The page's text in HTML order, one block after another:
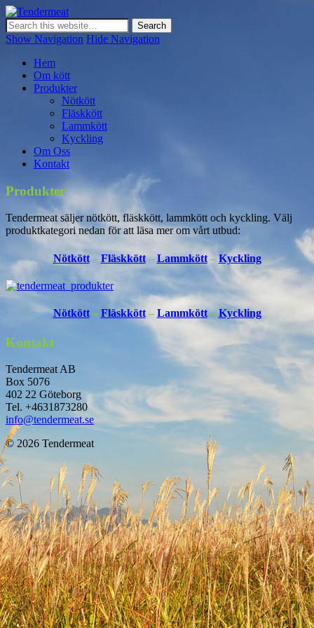
Kvalitetskött från Sydamerika
Show Navigation Hide Navigation
Hem
Om kött
Produkter
Nötkött
Fläskkött
Lammkött
Kyckling
Om Oss
Kontakt
Produkter
Tendermeat säljer nötkött, fläskkött, lammkött och kyckling. Välj
produktkategori nedan för att läsa mer om vårt utbud:
Nötkött– Fläskkött–Lammkött–Kyckling
Nötkött– Fläskkött– Lammkött–Kyckling
Kontakt
Tendermeat AB
Box 5076
402 22 Göteborg
Tel. +4631873280
info@tendermeat.se
© 2026 Tendermeat